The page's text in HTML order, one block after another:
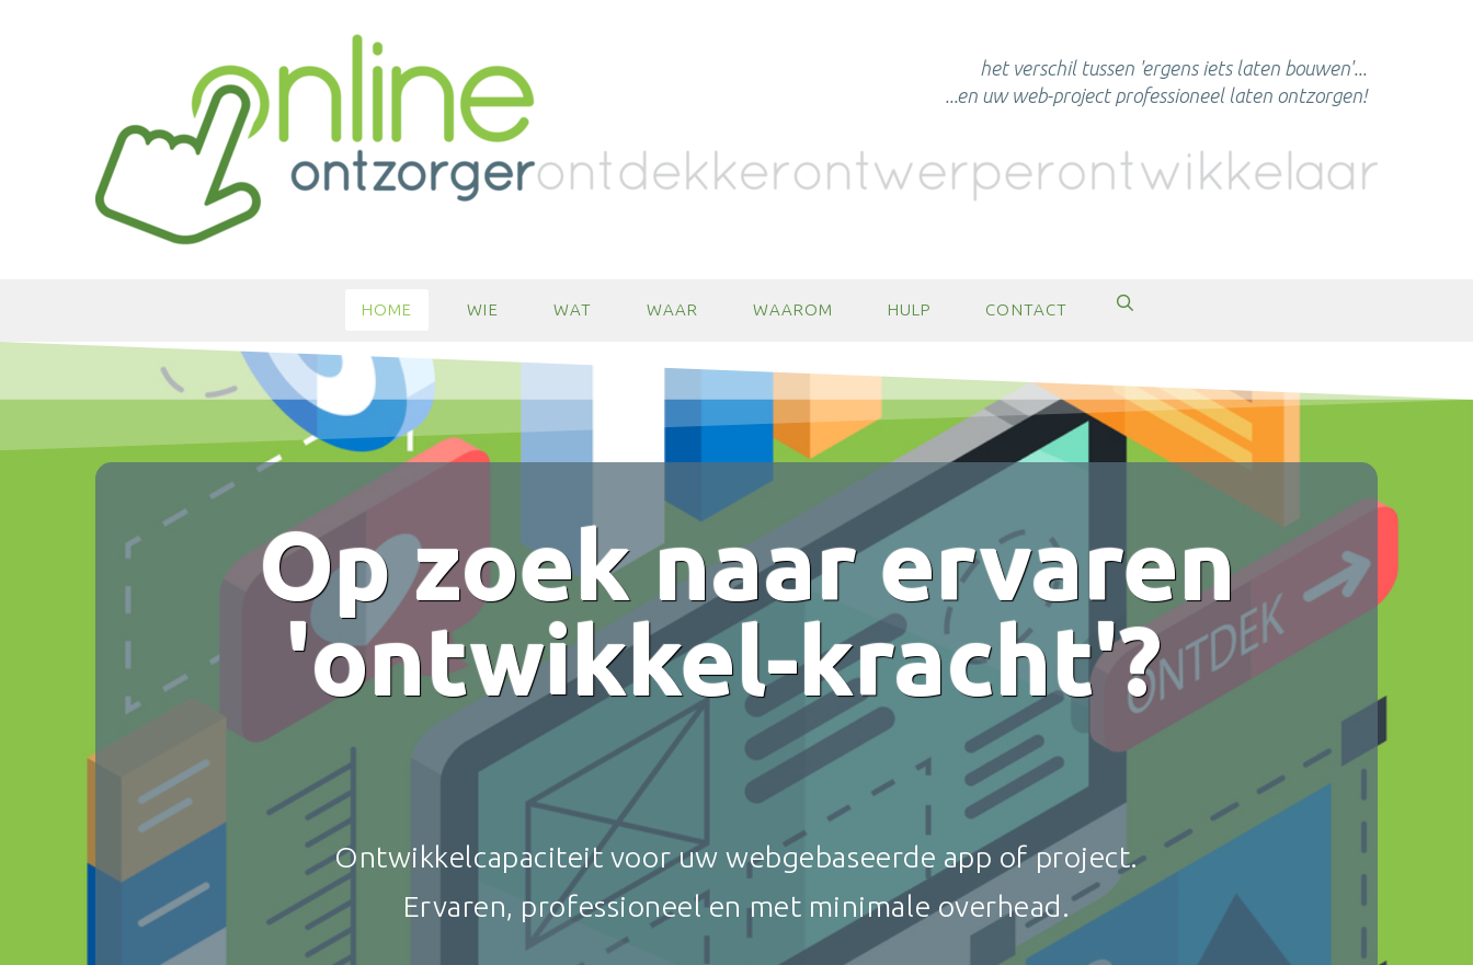
het verschil tussen 'ergens iets laten bouwen'...
...en uw web-project professioneel laten ontzorgen!
HOME WIE WAT WAAR WAAROM HULP CONTACT
Op zoek naar ervaren
'ontwikkel-kracht'?
Ontwikkelcapaciteit voor uw webgebaseerde app of project.
Ervaren, professioneel en met minimale overhead.